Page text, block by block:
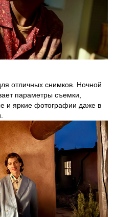
отличных снимков. Ночной
параметры съемки,
и яркие фотографии даже в